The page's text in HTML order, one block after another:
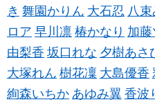
き 舞園かりん 大石忍 八束
ロア 早川凛 椿かなり 加藤
由梨香 坂口れな 夕樹あさ
大塚れん 樹花凜 大島優香
絢森いちか あゆみ翼 香波